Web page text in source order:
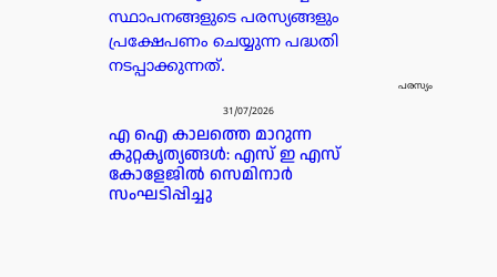
സ്ഥാപനങ്ങളുടെ പരസ്യങ്ങളും
പ്രക്ഷേപണം ചെയ്യുന്ന പദ്ധതി
നടപ്പാക്കുന്നത്.
പരസ്യം
31/07/2026
എ ഐ കാലത്തെ മാറുന്ന
കുറ്റകൃത്യങ്ങൾ: എസ് ഇ എസ്
കോളേജിൽ സെമിനാർ
സംഘടിപ്പിച്ചു